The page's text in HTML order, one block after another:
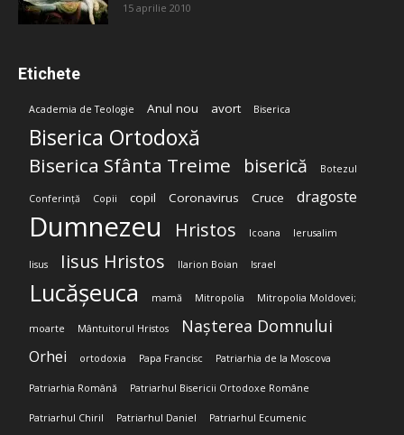
15 aprilie 2010
Etichete
Academia de Teologie Anul nou avort Biserica
Biserica Ortodoxă
Biserica Sfânta Treime biserică Botezul
Conferință Copii copil Coronavirus Cruce dragoste
Dumnezeu Hristos Icoana Ierusalim
Iisus Iisus Hristos Ilarion Boian Israel
Lucășeuca mamă Mitropolia Mitropolia Moldovei;
moarte Mântuitorul Hristos Nașterea Domnului
Orhei ortodoxia Papa Francisc Patriarhia de la Moscova
Patriarhia Română Patriarhul Bisericii Ortodoxe Române
Patriarhul Chiril Patriarhul Daniel Patriarhul Ecumenic